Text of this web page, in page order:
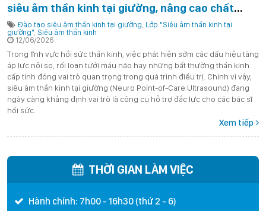
siêu âm thần kinh tại giường, nâng cao chất
lượng hồi sức bệnh nhi
Đào tạo siêu âm thần kinh tại giường Lớp "Siêu âm thần kinh tại
giường" Siêu âm thần kinh
12/06/2026
Trong lĩnh vực hồi sức thần kinh, việc phát hiện sớm các dấu hiệu tăng
áp lực nội sọ, rối loạn tưới máu não hay những bất thường thần kinh
cấp tính đóng vai trò quan trọng trong quá trình điều trị. Chính vì vậy,
siêu âm thần kinh tại giường (Neuro Point-of-Care Ultrasound) đang
ngày càng khẳng định vai trò là công cụ hỗ trợ đắc lực cho các bác sĩ
hồi sức.
Xem tiếp
THỜI GIAN LÀM VIỆC
Hành chính: 7h00 - 16h30 (thứ 2 - 6)